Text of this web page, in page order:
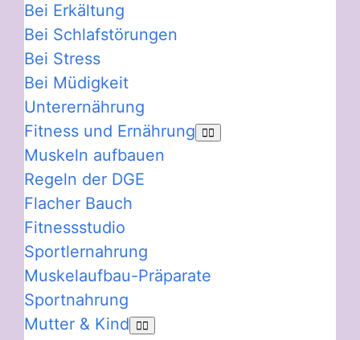
Bei Erkältung
Bei Schlafstörungen
Bei Stress
Bei Müdigkeit
Unterernährung
Fitness und Ernährung
Muskeln aufbauen
Regeln der DGE
Flacher Bauch
Fitnessstudio
Sportlernahrung
Muskelaufbau-Präparate
Sportnahrung
Mutter & Kind